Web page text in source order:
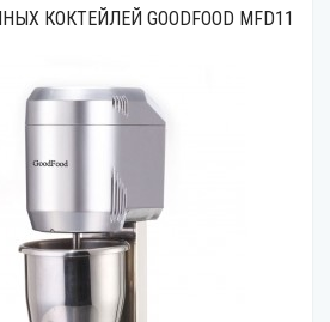
КОКТЕЙЛЕЙ GOODFOOD MFD11